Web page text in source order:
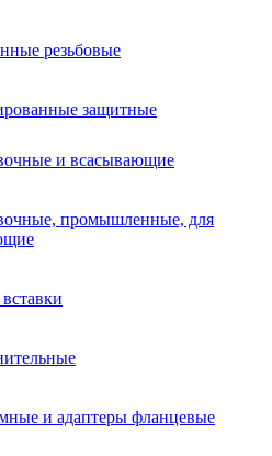
резьбовые
защитные
и всасывающие
промышленные, для
и адаптеры фланцевые